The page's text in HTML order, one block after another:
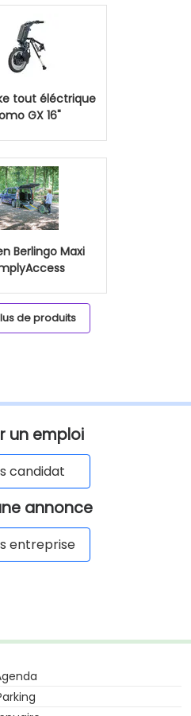
tout éléctrique
GX 16"
Berlingo Maxi
de produits
un emploi
candidat
annonce
entreprise